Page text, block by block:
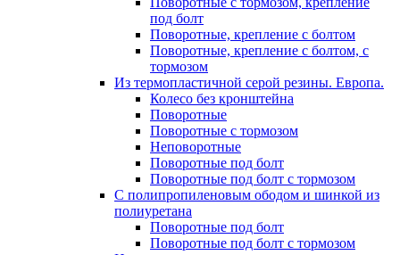
под болт
Поворотные, крепление с болтом
Поворотные, крепление с болтом, с
тормозом
Из термопластичной серой резины. Европа.
Колесо без кронштейна
Поворотные
Поворотные с тормозом
Неповоротные
Поворотные под болт
Поворотные под болт с тормозом
С полипропиленовым ободом и шинкой из
полиуретана
Поворотные под болт
Поворотные под болт с тормозом